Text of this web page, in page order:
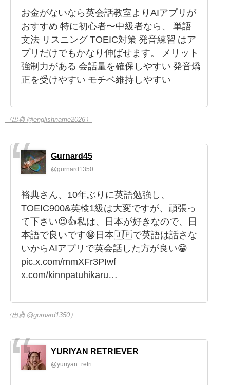
お金がないなら英会話教室よりAIアプリが
おすすめ 特に初心者〜中級者なら、 単語
文法 リスニング TOEIC対策 発音練習 はア
プリだけでもかなり伸ばせます。 メリット
強制力がある 会話量を確保しやすい 発音矯
正を受けやすい モチベ維持しやすい
（出典 @englishname2026）
Gurnard45
@gurnard1350
裕典さん、10年ぶりに英語勉強し、
TOEIC900&英検1級は大変ですが、頑張っ
て下さい😉👍私は、日本が好きなので、日
本語で良いです😁日本🇯🇵で英語は話さな
いからAIアプリで英会話した方が良い😁
pic.x.com/mmXFr3PIwf
x.com/kinnpatuhikaru…
（出典 @gurnard1350）
YURIYAN RETRIEVER
@yuriyan_retri